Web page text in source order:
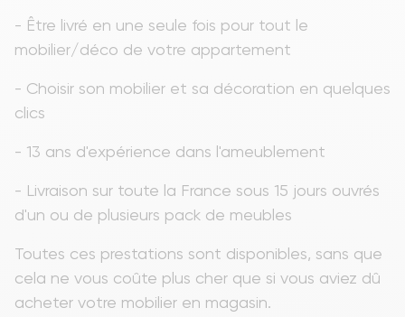
- Être livré en une seule fois pour tout le
mobilier/déco de votre appartement
- Choisir son mobilier et sa décoration en quelques
clics
- 13 ans d'expérience dans l'ameublement
- Livraison sur toute la France sous 15 jours ouvrés
d'un ou de plusieurs pack de meubles
Toutes ces prestations sont disponibles, sans que
cela ne vous coûte plus cher que si vous aviez dû
acheter votre mobilier en magasin.